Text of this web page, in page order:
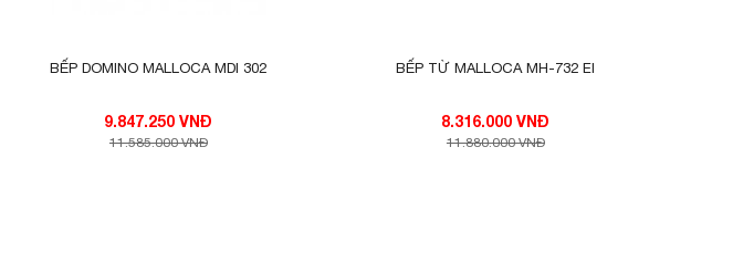
BẾP DOMINO MALLOCA MDI 302
9.847.250 VNĐ
11.585.000 VNĐ
BẾP TỪ MALLOCA MH-732 EI
8.316.000 VNĐ
11.880.000 VNĐ